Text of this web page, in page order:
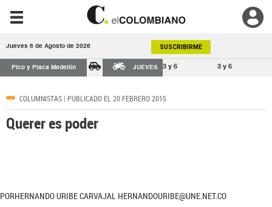
Jueves 6 de Agosto de 2026 SUSCRIBIRME
Pico y Placa Medellín JUEVES 3 y 6 3 y 6
COLUMNISTAS | PUBLICADO EL 20 FEBRERO 2015
Querer es poder
PORHERNANDO URIBE CARVAJAL HERNANDOURIBE@UNE.NET.CO